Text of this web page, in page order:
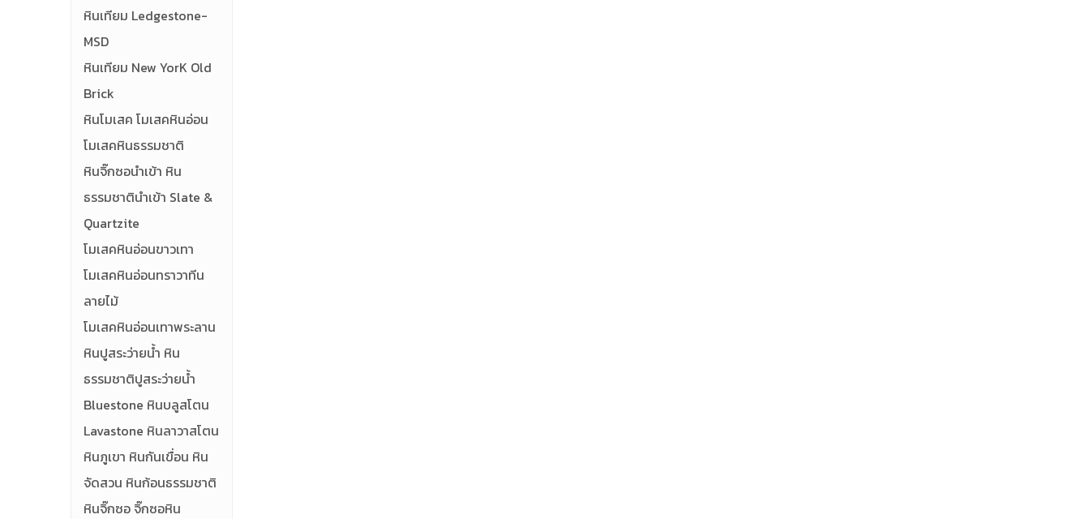
หินเทียม Ledgestone-
MSD
หินเทียม New YorK Old
Brick
หินโมเสค โมเสคหินอ่อน
โมเสคหินธรรมชาติ
หินจิ๊กซอนำเข้า หิน
ธรรมชาตินำเข้า Slate &
Quartzite
โมเสคหินอ่อนขาวเทา
โมเสคหินอ่อนทราวาทีน
ลายไม้
โมเสคหินอ่อนเทาพระลาน
หินปูสระว่ายน้ำ หิน
ธรรมชาติปูสระว่ายน้ำ
Bluestone หินบลูสโตน
Lavastone หินลาวาสโตน
หินภูเขา หินกันเขื่อน หิน
จัดสวน หินก้อนธรรมชาติ
หินจิ๊กซอ จิ๊กซอหิน